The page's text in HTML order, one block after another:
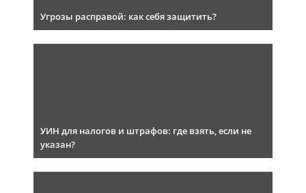
Угрозы расправой: как себя защитить?
УИН для налогов и штрафов: где взять, если не
указан?